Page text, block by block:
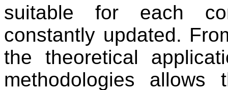
suitable for each
constantly updated.
the theoretical
methodologies